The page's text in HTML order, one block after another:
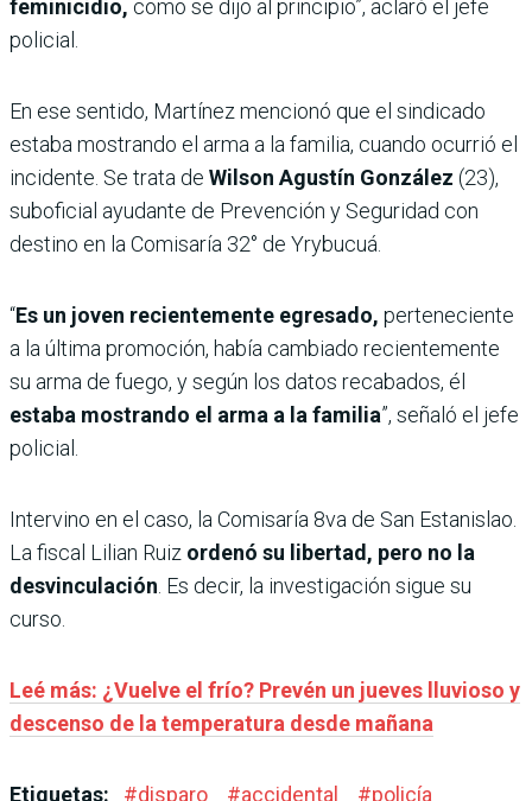
feminicidio, como se dijo al principio”, aclaró el jefe
policial.
En ese sentido, Martínez mencionó que el sindicado
estaba mostrando el arma a la familia, cuando ocurrió el
incidente. Se trata de Wilson Agustín González (23),
suboficial ayudante de Prevención y Seguridad con
destino en la Comisaría 32° de Yrybucuá.
“Es un joven recientemente egresado, perteneciente
a la última promoción, había cambiado recientemente
su arma de fuego, y según los datos recabados, él
estaba mostrando el arma a la familia”, señaló el jefe
policial.
Intervino en el caso, la Comisaría 8va de San Estanislao.
La fiscal Lilian Ruiz ordenó su libertad, pero no la
desvinculación . Es decir, la investigación sigue su
curso.
Leé más: ¿Vuelve el frío? Prevén un jueves lluvioso y
descenso de la temperatura desde mañana
Etiquetas: #disparo #accidental #policía